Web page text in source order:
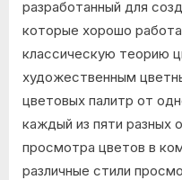
разработанный для
которые хорошо
классическую теорию
художественным
цветовых палитр от
каждый из пяти разных
просмотра цветов в
различные стили